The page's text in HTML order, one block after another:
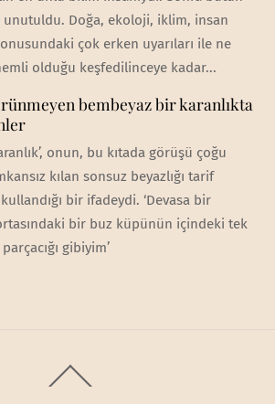
unutuldu. Doğa, ekoloji, iklim, insan
çok erken uyarıları ile ne
olduğu keşfedilinceye kadar...
bembeyaz bir karanlıkta
onun, bu kıtada görüşü çoğu
kılan sonsuz beyazlığı tarif
bir ifadeydi. ‘Devasa bir
bir buz küpünün içindeki tek
gibiyim’
To